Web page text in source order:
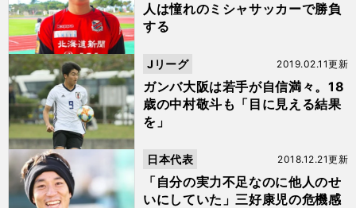
人は憧れのミシャサッカーで勝負
する
ガンバ大阪は若手が自信満々。18
歳の中村敬斗も「目に見える結果
を」
2019.02.11更新
Jリーグ
「自分の実力不足なのに他人のせ
いにしていた」三好康児の危機感
2018.12.21更新
日本代表